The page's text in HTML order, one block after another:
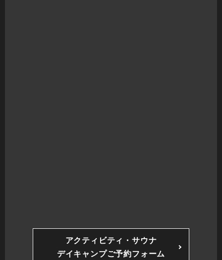
アクティビティ・サウナ
デイキャンプご予約フォーム